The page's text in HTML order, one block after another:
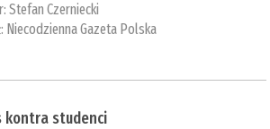
Stefan Czerniecki
Niecodzienna Gazeta Polska
kontra studenci